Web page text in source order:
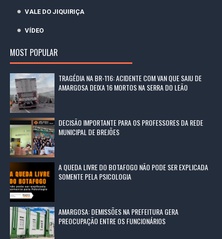
VALE DO JIQUIRIÇA
VÍDEO
MOST POPULAR
TRAGÉDIA NA BR-116: ACIDENTE COM VAN QUE SAIU DE
AMARGOSA DEIXA 16 MORTOS NA SERRA DO LEÃO
DECISÃO IMPORTANTE PARA OS PROFESSORES DA REDE
MUNICIPAL DE BREJÕES
A QUEDA LIVRE DO BOTAFOGO NÃO PODE SER EXPLICADA
SOMENTE PELA PSICOLOGIA
AMARGOSA: DEMISSÕES NA PREFEITURA GERA
PREOCUPAÇÃO ENTRE OS FUNCIONÁRIOS